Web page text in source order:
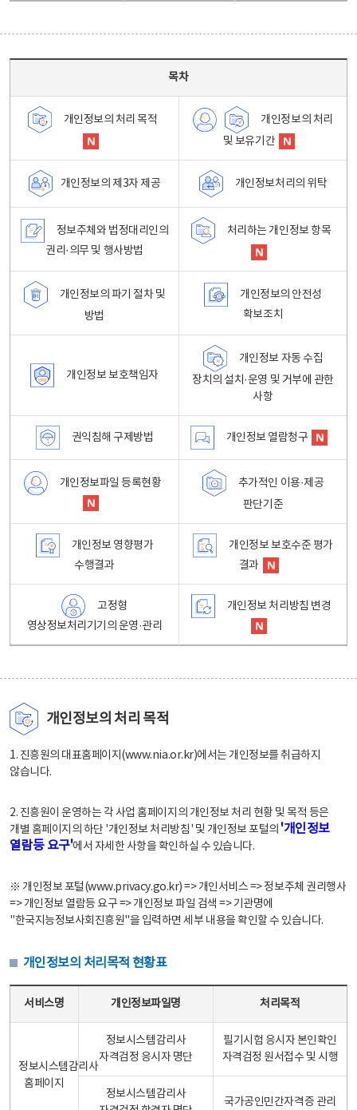
목차
개인정보의 처리 목적
개인정보의 처리
및 보유기간
개인정보의 제3자 제공 개인정보처리의 위탁
정보주체와 법정대리인의
권리·의무 및 행사방법
처리하는 개인정보 항목
개인정보의 파기 절차 및
방법
개인정보의 안전성
확보조치
개인정보 보호책임자
개인정보 자동 수집
장치의 설치·운영 및 거부에 관한
사항
권익침해 구제방법 개인정보 열람청구
개인정보파일 등록현황
추가적인 이용·제공
판단기준
개인정보 영향평가
수행결과
개인정보 보호수준 평가
결과
고정형
영상정보처리기기의 운영·관리
개인정보 처리방침 변경
개인정보의 처리 목적
1. 진흥원의 대표홈페이지(www.nia.or.kr)에서는 개인정보를 취급하지
않습니다.
2. 진흥원이 운영하는 각 사업 홈페이지의 개인정보 처리 현황 및 목적 등은
개별 홈페이지의 하단 '개인정보 처리방침' 및 개인정보 포털의 '개인정보
열람등 요구'에서 자세한 사항을 확인하실 수 있습니다.
※ 개인정보 포털(www.privacy.go.kr) => 개인서비스 => 정보주체 권리행사
=> 개인정보 열람등 요구 => 개인정보 파일 검색 => 기관명에
"한국지능정보사회진흥원"을 입력하면 세부 내용을 확인할 수 있습니다.
개인정보의 처리목적 현황표
서비스명 개인정보파일명 처리목적
정보시스템감리사
홈페이지
정보시스템감리사
자격검정 응시자 명단
필기시험 응시자 본인확인
자격검정 원서접수 및 시행
정보시스템감리사
국가공인민간자격증 관리